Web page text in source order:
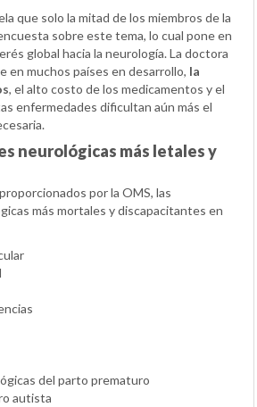
que solo la mitad de los miembros de la
sobre este tema, lo cual pone en
global hacia la neurología. La doctora
en muchos países en desarrollo, la
, el alto costo de los medicamentos y el
enfermedades dificultan aún más el
neurológicas más letales y
por la OMS, las
más mortales y discapacitantes en
del parto prematuro
autista